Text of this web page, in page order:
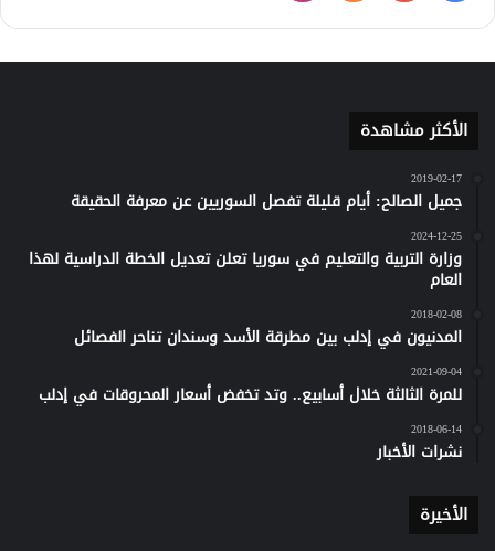
كلاود
الأكثر مشاهدة
2019-02-17
جميل الصالح: أيام قليلة تفصل السوريين عن معرفة الحقيقة
2024-12-25
وزارة التربية والتعليم في سوريا تعلن تعديل الخطة الدراسية لهذا
العام
2018-02-08
المدنيون في إدلب بين مطرقة الأسد وسندان تناحر الفصائل
2021-09-04
للمرة الثالثة خلال أسابيع.. وتد تخفض أسعار المحروقات في إدلب
2018-06-14
نشرات الأخبار
الأخيرة